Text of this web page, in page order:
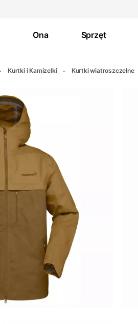
Ona Sprzęt
Kurtki i Kamizelki Kurtki wiatroszczelne